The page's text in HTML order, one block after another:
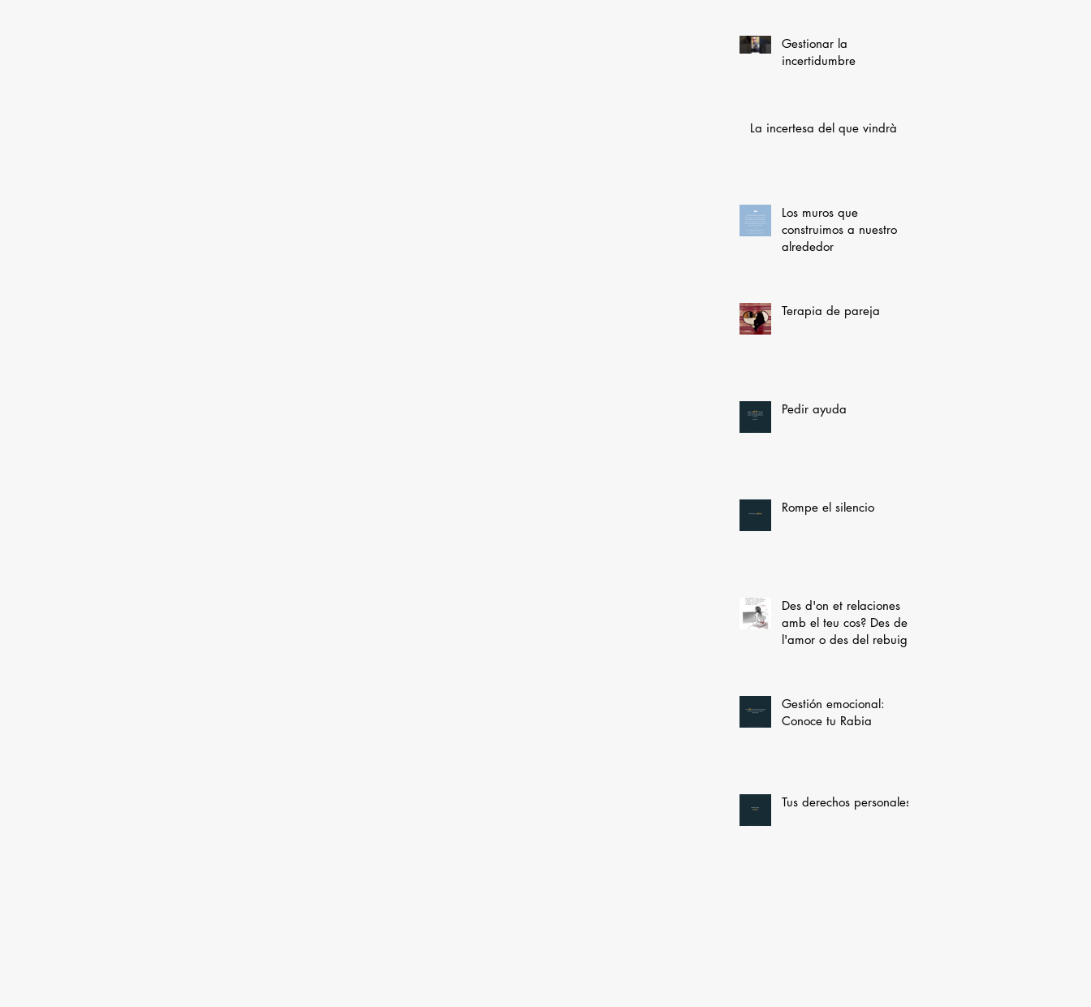
Gestionar la
incertidumbre
La incertesa del que vindrà
Los muros que
construimos a nuestro
alrededor
Terapia de pareja
Pedir ayuda
Rompe el silencio
Des d'on et relaciones
amb el teu cos? Des de
l'amor o des del rebuig?
Gestión emocional:
Conoce tu Rabia
Tus derechos personales